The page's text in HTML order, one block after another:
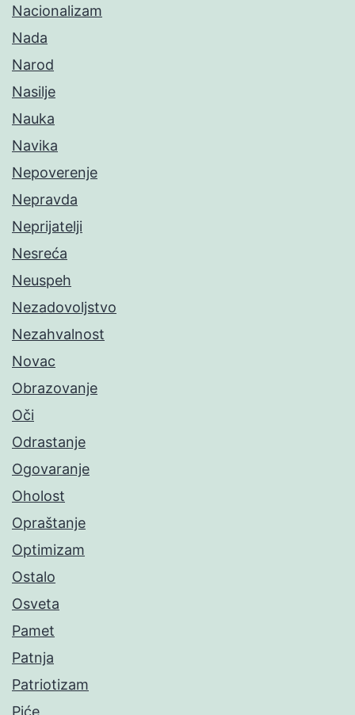
Nacionalizam
Nada
Narod
Nasilje
Nauka
Navika
Nepoverenje
Nepravda
Neprijatelji
Nesreća
Neuspeh
Nezadovoljstvo
Nezahvalnost
Novac
Obrazovanje
Oči
Odrastanje
Ogovaranje
Oholost
Opraštanje
Optimizam
Ostalo
Osveta
Pamet
Patnja
Patriotizam